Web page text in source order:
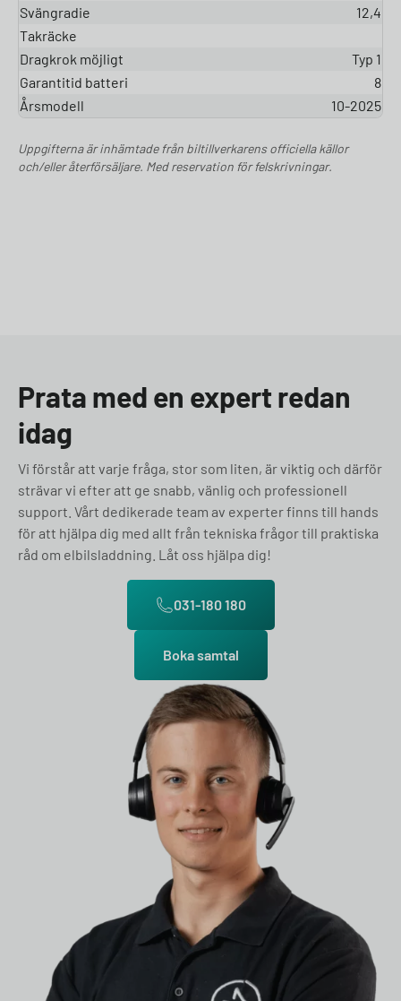
Svängradie
12,4
Takräcke
Dragkrok möjligt
Typ 1
Garantitid batteri
8
Årsmodell
10-2025
Uppgifterna är inhämtade från biltillverkarens officiella källor
och/eller återförsäljare. Med reservation för felskrivningar.
Prata med en expert redan
idag
Vi förstår att varje fråga, stor som liten, är viktig och därför
strävar vi efter att ge snabb, vänlig och professionell
support. Vårt dedikerade team av experter finns till hands
för att hjälpa dig med allt från tekniska frågor till praktiska
råd om elbilsladdning. Låt oss hjälpa dig!
031-180 180
Boka samtal